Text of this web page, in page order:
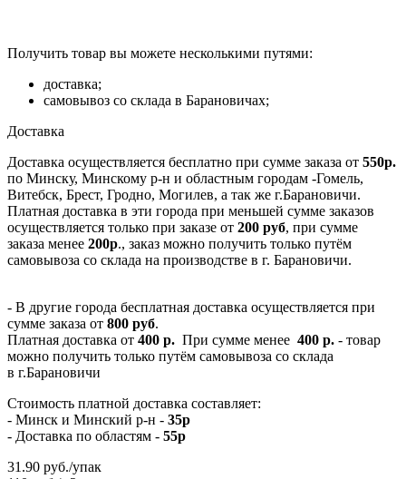
Получить товар вы можете несколькими путями:
доставка;
самовывоз со склада в Барановичах;
Доставка
Доставка осуществляется бесплатно при сумме заказа от 550р.
по Минску, Минскому р-н и областным городам -Гомель,
Витебск, Брест, Гродно, Могилев, а так же г.Барановичи.
Платная доставка в эти города при меньшей сумме заказов
осуществляется только при заказе от 200 руб, при сумме
заказа менее 200р., заказ можно получить только путём
самовывоза со склада на производстве в г. Барановичи.
- В другие города бесплатная доставка осуществляется при
сумме заказа от 800 руб.
Платная доставка от 400 р. При сумме менее 400 р. - товар
можно получить только путём самовывоза со склада
в г.Барановичи
Стоимость платной доставка составляет:
- Минск и Минский р-н - 35р
- Доставка по областям - 55р
31.90 руб./упак